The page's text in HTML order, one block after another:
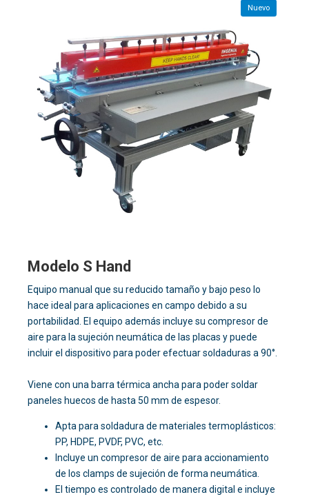
Nuevo
Modelo S Hand
Equipo manual que su reducido tamaño y bajo peso lo
hace ideal para aplicaciones en campo debido a su
portabilidad. El equipo además incluye su compresor de
aire para la sujeción neumática de las placas y puede
incluir el dispositivo para poder efectuar soldaduras a 90°.
Viene con una barra térmica ancha para poder soldar
paneles huecos de hasta 50 mm de espesor.
Apta para soldadura de materiales termoplásticos:
PP, HDPE, PVDF, PVC, etc.
Incluye un compresor de aire para accionamiento
de los clamps de sujeción de forma neumática.
El tiempo es controlado de manera digital e incluye